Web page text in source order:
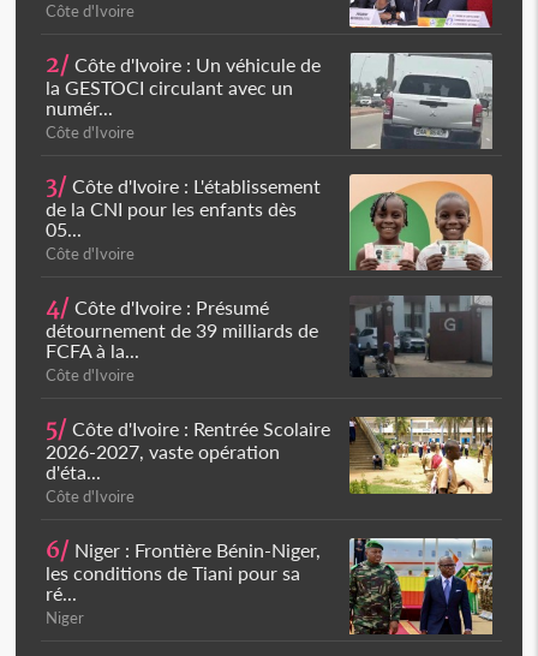
Côte d'Ivoire
2/ Côte d'Ivoire : Un véhicule de
la GESTOCI circulant avec un
numér...
Côte d'Ivoire
3/ Côte d'Ivoire : L'établissement
de la CNI pour les enfants dès
05...
Côte d'Ivoire
4/ Côte d'Ivoire : Présumé
détournement de 39 milliards de
FCFA à la...
Côte d'Ivoire
5/ Côte d'Ivoire : Rentrée Scolaire
2026-2027, vaste opération
d'éta...
Côte d'Ivoire
6/ Niger : Frontière Bénin-Niger,
les conditions de Tiani pour sa
ré...
Niger